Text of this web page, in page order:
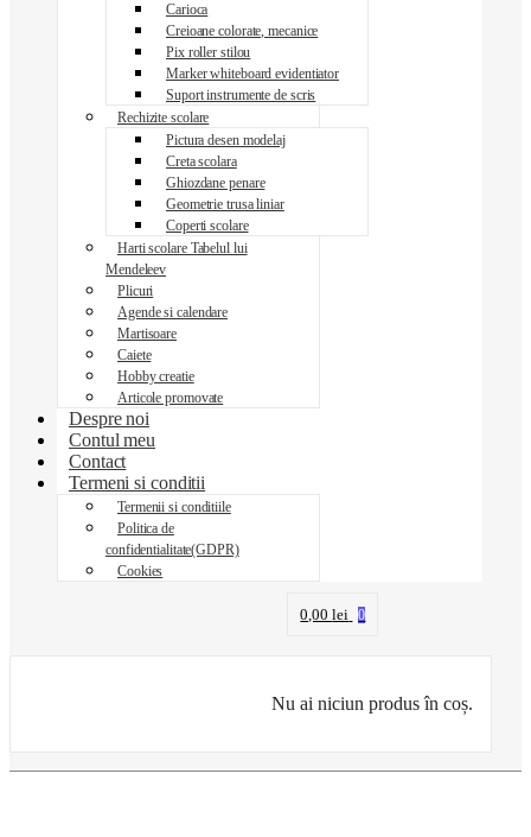
Carioca
Creioane colorate, mecanice
Pix roller stilou
Marker whiteboard evidentiator
Suport instrumente de scris
Rechizite scolare
Pictura desen modelaj
Creta scolara
Ghiozdane penare
Geometrie trusa liniar
Coperti scolare
Harti scolare Tabelul lui
Mendeleev
Plicuri
Agende si calendare
Martisoare
Caiete
Hobby creatie
Articole promovate
Despre noi
Contul meu
Contact
Termeni si conditii
Termenii si conditiile
Politica de
confidentialitate(GDPR)
Cookies
0,00lei 0
Nu ai niciun produs în coș.